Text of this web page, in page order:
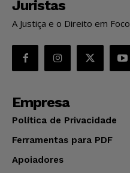
Juristas
A Justiça e o Direito em Foco
Empresa
Política de Privacidade
Ferramentas para PDF
Apoiadores